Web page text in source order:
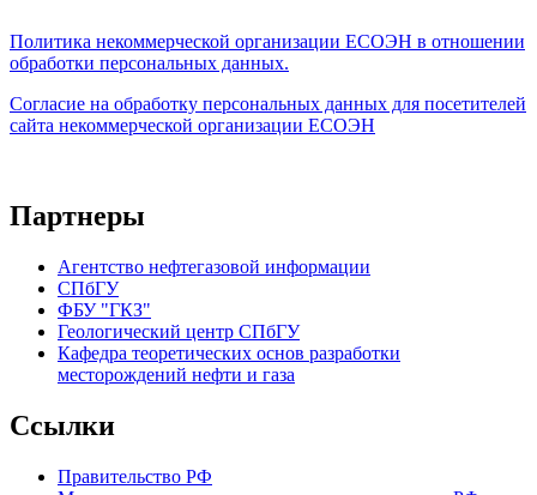
Политика некоммерческой организации ЕСОЭН в отношении
обработки персональных данных.
Согласие на обработку персональных данных для посетителей
сайта некоммерческой организации ЕСОЭН
Партнеры
Агентство нефтегазовой информации
СПбГУ
ФБУ "ГКЗ"
Геологический центр СПбГУ
Кафедра теоретических основ разработки
месторождений нефти и газа
Ссылки
Правительство РФ